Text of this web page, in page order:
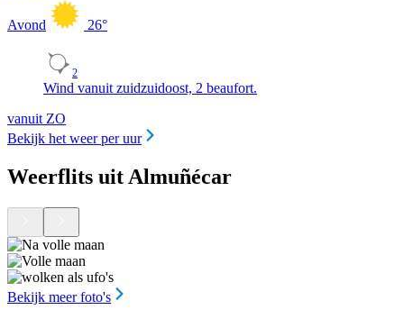
Avond 26°
2
Wind vanuit zuidzuidoost, 2 beaufort.
vanuit ZO
Bekijk het weer per uur
Weerflits uit Almuñécar
Bekijk meer foto's